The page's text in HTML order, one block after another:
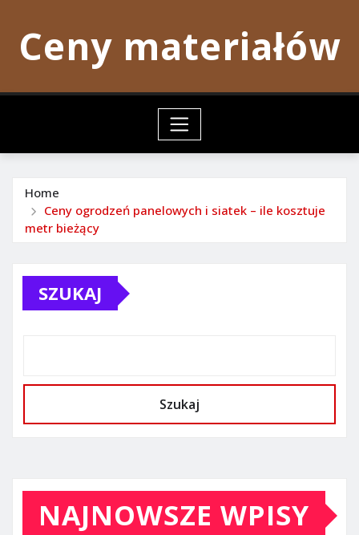
contentCeny materiałów
Home
Ceny ogrodzeń panelowych i siatek – ile kosztuje
metr bieżący
SZUKAJ
Szukaj
NAJNOWSZE WPISY